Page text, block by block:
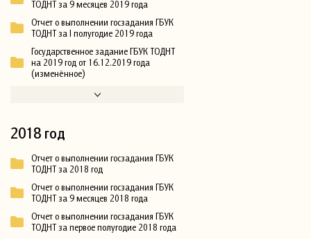
ТОДНТ за 9 месяцев 2019 года
Отчет о выполнении госзадания ГБУК
ТОДНТ за I полугодие 2019 года
Государственное задание ГБУК ТОДНТ
на 2019 год от 16.12.2019 года
(изменённое)
2018 год
Отчет о выполнении госзадания ГБУК
ТОДНТ за 2018 год
Отчет о выполнении госзадания ГБУК
ТОДНТ за 9 месяцев 2018 года
Отчет о выполнении госзадания ГБУК
ТОДНТ за первое полугодие 2018 года